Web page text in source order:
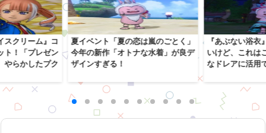
スクリーム』コ
ト！「プレゼン
やらかしたプク
夏イベント「夏の恋は嵐のごとく」
今年の新作「オトナな水着」が良デ
ザインすぎる！
『あぶない浴
いけど、これは
なドレアに活用